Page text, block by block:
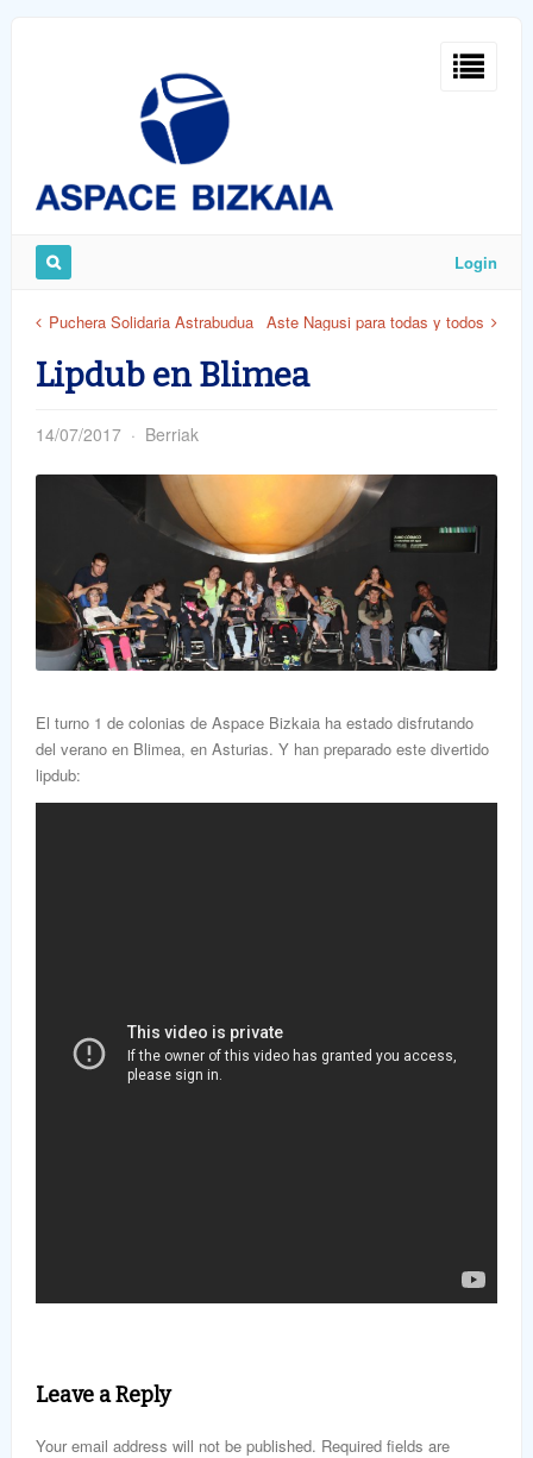
Remember
Login
Puchera Solidaria Astrabudua Aste Nagusi para todas y todos
Lipdub en Blimea
14/07/2017 Berriak
El turno 1 de colonias de Aspace Bizkaia ha estado disfrutando
del verano en Blimea, en Asturias. Y han preparado este divertido
lipdub:
Leave a Reply
Your email address will not be published. Required fields are